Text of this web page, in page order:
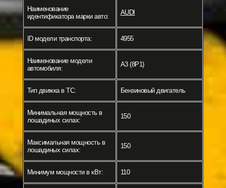
Наименование
идентификатора марки авто:
AUDI
ID модели транспорта: 4955
Наименование модели
автомобиля:
A3 (8P1)
Тип движка в ТС: Бензиновый двигатель
Минимальная мощность в
лошадиных силах:
150
Максимальная мощность в
лошадиных силах:
150
Минимум мощности в кВт: 110